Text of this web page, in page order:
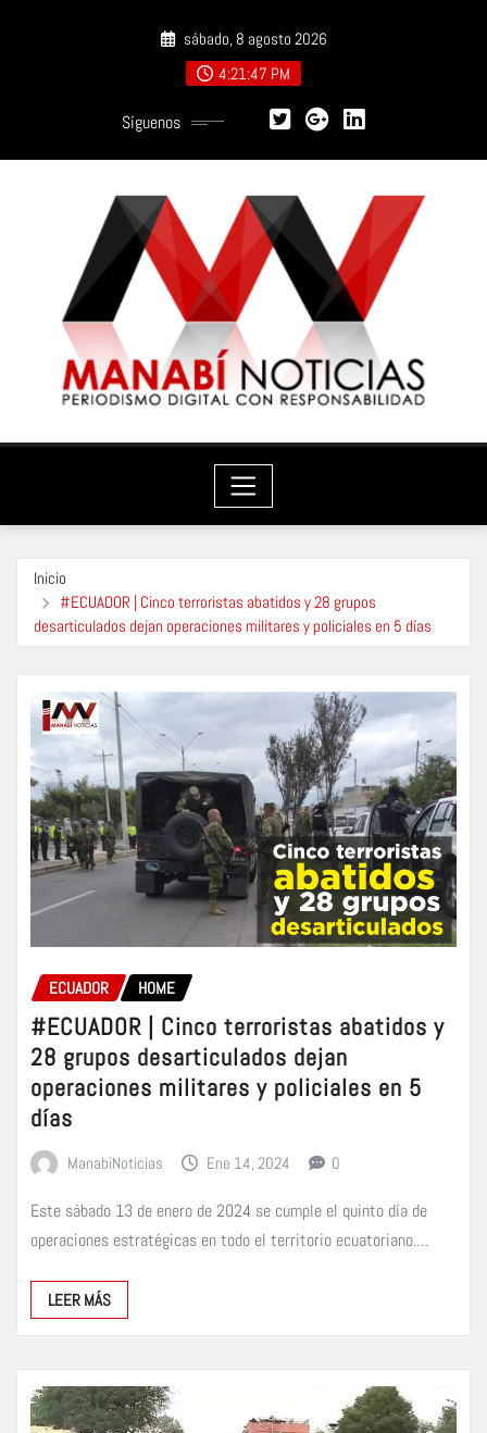
sábado, 8 agosto 2026
4:21:49 PM
Síguenos
Inicio
#ECUADOR | Cinco terroristas abatidos y 28 grupos
desarticulados dejan operaciones militares y policiales en 5 días
ECUADOR HOME
#ECUADOR | Cinco terroristas abatidos y
28 grupos desarticulados dejan
operaciones militares y policiales en 5
días
ManabiNoticias Ene 14, 2024 0
Este sábado 13 de enero de 2024 se cumple el quinto día de
operaciones estratégicas en todo el territorio ecuatoriano.…
LEER MÁS